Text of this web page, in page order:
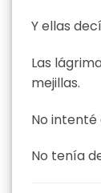
Y ellas
Las
mejillas.
No
No tenía